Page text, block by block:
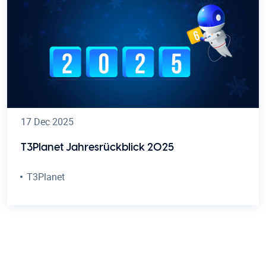
17 Dec 2025
T3Planet Jahresrückblick 2025
T3Planet